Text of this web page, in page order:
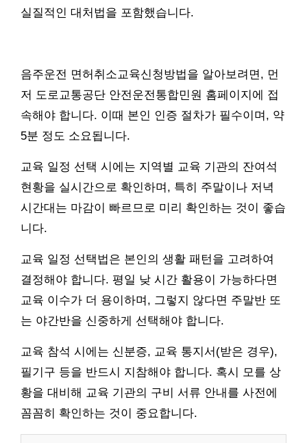
실질적인 대처법을 포함했습니다.
음주운전 면허취소교육신청방법을 알아보려면, 먼
저 도로교통공단 안전운전통합민원 홈페이지에 접
속해야 합니다. 이때 본인 인증 절차가 필수이며, 약
5분 정도 소요됩니다.
교육 일정 선택 시에는 지역별 교육 기관의 잔여석
현황을 실시간으로 확인하며, 특히 주말이나 저녁
시간대는 마감이 빠르므로 미리 확인하는 것이 좋습
니다.
교육 일정 선택법은 본인의 생활 패턴을 고려하여
결정해야 합니다. 평일 낮 시간 활용이 가능하다면
교육 이수가 더 용이하며, 그렇지 않다면 주말반 또
는 야간반을 신중하게 선택해야 합니다.
교육 참석 시에는 신분증, 교육 통지서(받은 경우),
필기구 등을 반드시 지참해야 합니다. 혹시 모를 상
황을 대비해 교육 기관의 구비 서류 안내를 사전에
꼼꼼히 확인하는 것이 중요합니다.